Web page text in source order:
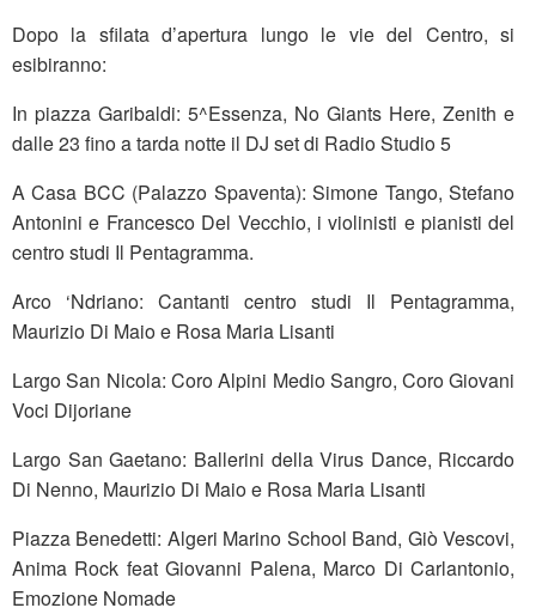
Dopo la sfilata d’apertura lungo le vie del Centro, si
esibiranno:
In piazza Garibaldi: 5^Essenza, No Giants Here, Zenith e
dalle 23 fino a tarda notte il DJ set di Radio Studio 5
A Casa BCC (Palazzo Spaventa): Simone Tango, Stefano
Antonini e Francesco Del Vecchio, i violinisti e pianisti del
centro studi Il Pentagramma.
Arco ‘Ndriano: Cantanti centro studi Il Pentagramma,
Maurizio Di Maio e Rosa Maria Lisanti
Largo San Nicola: Coro Alpini Medio Sangro, Coro Giovani
Voci Dijoriane
Largo San Gaetano: Ballerini della Virus Dance, Riccardo
Di Nenno, Maurizio Di Maio e Rosa Maria Lisanti
Piazza Benedetti: Algeri Marino School Band, Giò Vescovi,
Anima Rock feat Giovanni Palena, Marco Di Carlantonio,
Emozione Nomade